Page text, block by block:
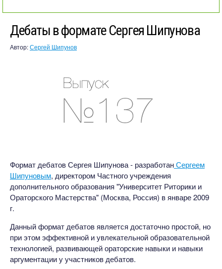
Дебаты в формате Сергея Шипунова
Автор:Сергей Шипунов
Формат дебатов Сергея Шипунова - разработанСергеем
Шипуновым, директором Частного учреждения
дополнительного образования "Университет Риторики и
Ораторского Мастерства" (Москва, Россия) в январе 2009
г.
Данный формат дебатов является достаточно простой, но
при этом эффективной и увлекательной образовательной
технологией, развивающей ораторские навыки и навыки
аргументации у участников дебатов.